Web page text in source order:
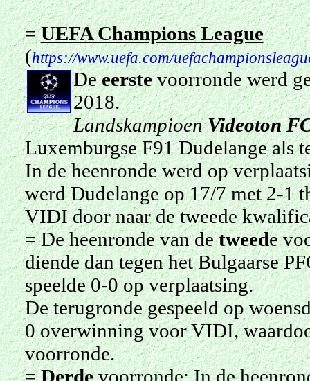
=UEFA Champions League
(https://www.uefa.com/
De eerstevoorronde werd
2018.
LandskampioenVideoton
LuxemburgseF91Dudelange als
In de heenronde werd op
werd Dudelange op 17/7 met 2-1
VIDI door naar de tweede
= De heenronde van detweede
diende dan tegen het Bulgaarse
speelde 0-0 op verplaatsing.
De terugronde gespeeld op
0 overwinning voor VIDI,
voorronde.
=Derdevoorronde: In de